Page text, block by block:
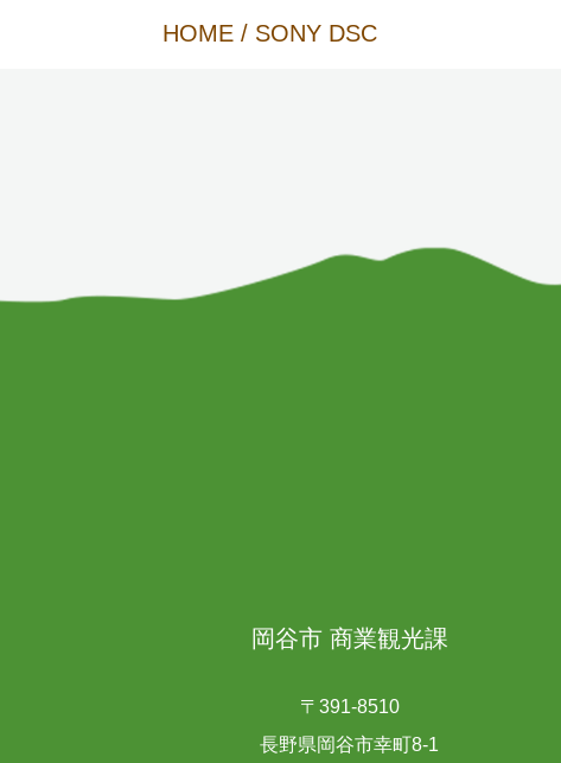
HOME / SONY DSC
岡谷市 商業観光課
〒391-8510
長野県岡谷市幸町8-1